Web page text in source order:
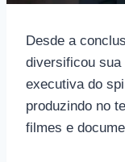
Desde a
diversificou sua
executiva do
produzindo no
filmes e